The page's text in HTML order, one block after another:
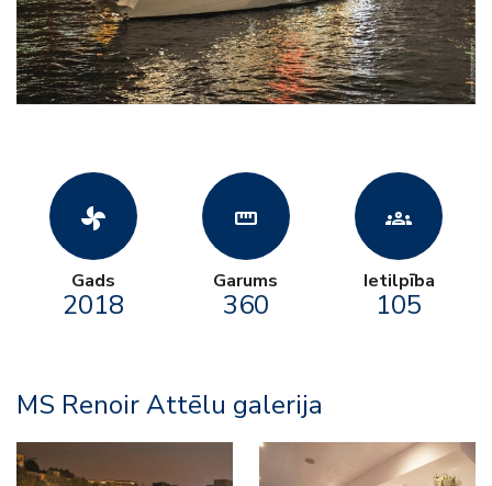
toys_fan
Gads
2018
straighten
Garums
360
groups
Ietilpība
105
MS Renoir Attēlu galerija